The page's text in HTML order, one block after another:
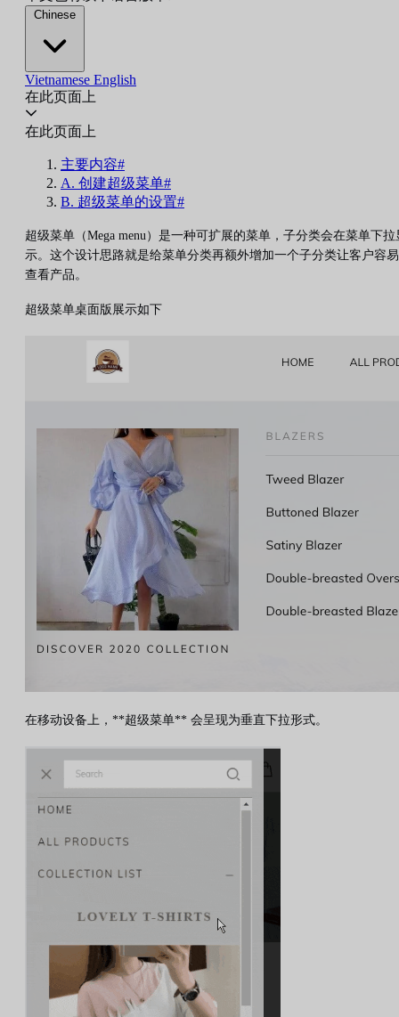
Chinese
Vietnamese English
在此页面上
在此页面上
主要内容#
A. 创建超级菜单#
B. 超级菜单的设置#
超级菜单（Mega menu）是一种可扩展的菜单，子分类会在菜单下拉
示。这个设计思路就是给菜单分类再额外增加一个子分类让客户容易
查看产品。
超级菜单桌面版展示如下
在移动设备上，**超级菜单** 会呈现为垂直下拉形式。